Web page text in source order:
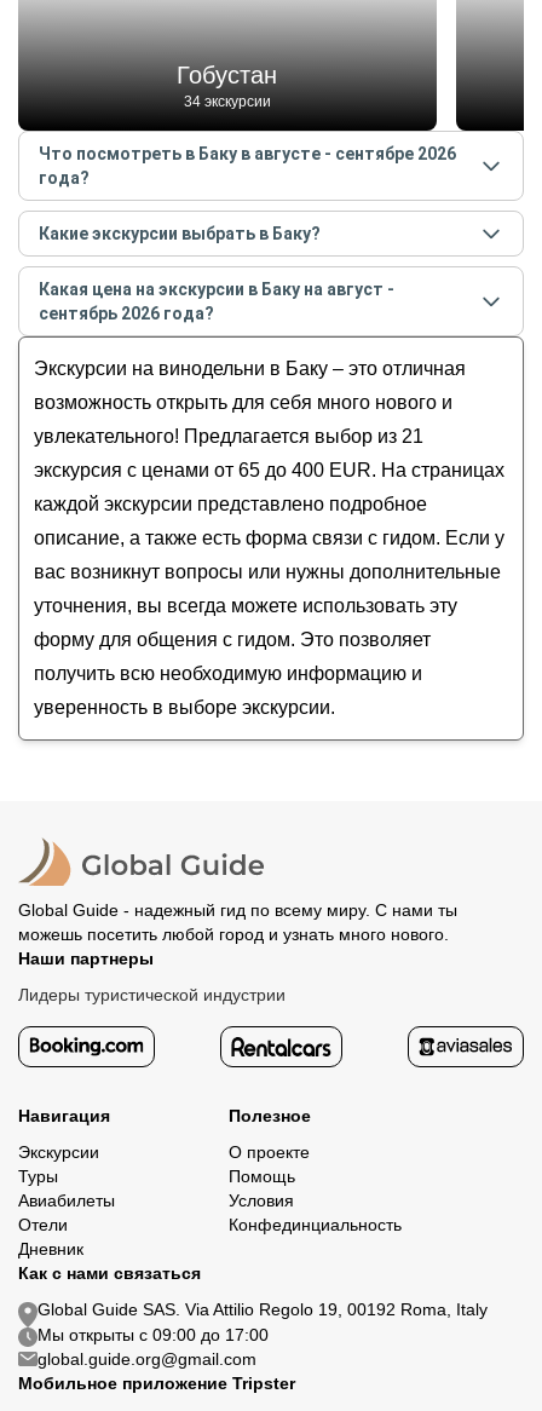
Гобустан
34 экскурсии
Что посмотреть в Баку в августе - сентябре 2026
года?
Самые популярные местав Бакув августе -
сентябре 2026года:
Гобустан
Янардаг
Джума-мечеть
Апшерон
Хызы
Какие экскурсии выбрать в Баку?
Самые популярные экскурсиив Бакув августе -
сентябре 2026года:
Путешествие в Габалу: история, мистика,
альпаки и Ван Дамм
Азербайджан: горы, вино и ремесло
Габала: путешествие в азербайджанскую
Альпаки, скальный мавзолей и винодельня: из
Баку на авто
Шашлык-машлык-экскурсия
Какая цена на экскурсии в Баку на август -
сентябрь 2026 года?
2026года от 65до 400 EUR
Экскурсии на винодельни в Баку – это отличная
возможность открыть для себя много нового и
увлекательного! Предлагается выбор из 21
экскурсия с ценами от 65 до 400 EUR. На страницах
каждой экскурсии представлено подробное
описание, а также есть форма связи с гидом. Если у
вас возникнут вопросы или нужны дополнительные
уточнения, вы всегда можете использовать эту
форму для общения с гидом. Это позволяет
получить всю необходимую информацию и
уверенность в выборе экскурсии.
Global Guide - надежный гид по всему миру. С нами ты
можешь посетить любой город и узнать много нового.
Наши партнеры
Лидеры туристической индустрии
Навигация
Экскурсии
Туры
Авиабилеты
Отели
Дневник
Полезное
О проекте
Помощь
Условия
Конфединциальность
Как с нами связаться
Global Guide SAS. Via Attilio Regolo 19, 00192 Roma, Italy
Мы открыты с 09:00 до 17:00
global.guide.org@gmail.com
Мобильное приложение Tripster